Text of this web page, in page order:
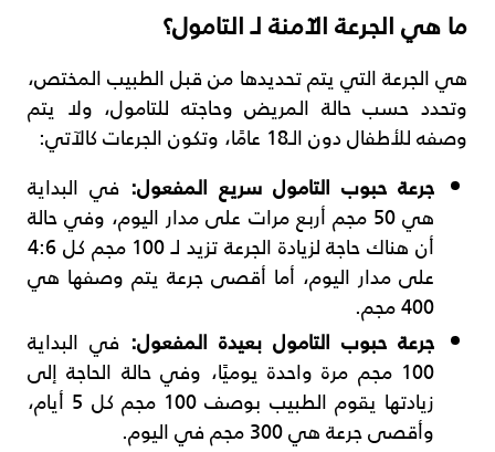
ما هي الجرعة الآمنة لـ التامول؟
هي الجرعة التي يتم تحديدها من قبل الطبيب المختص،
وتحدد حسب حالة المريض وحاجته للتامول، ولا يتم
وصفه للأطفال دون الـ18 عامًا، وتكون الجرعات كالآتي:
جرعة حبوب التامول سريع المفعول: في البداية
هي 50 مجم أربع مرات على مدار اليوم، وفي حالة
أن هناك حاجة لزيادة الجرعة تزيد لـ 100 مجم كل 4:6
على مدار اليوم، أما أقصى جرعة يتم وصفها هي
400 مجم.
جرعة حبوب التامول بعيدة المفعول: في البداية
100 مجم مرة واحدة يوميًا، وفي حالة الحاجة إلى
زيادتها يقوم الطبيب بوصف 100 مجم كل 5 أيام،
وأقصى جرعة هي 300 مجم في اليوم.